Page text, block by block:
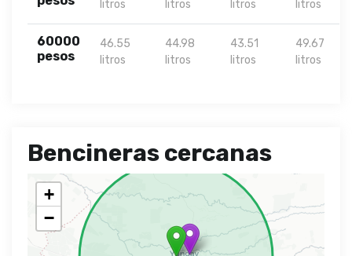
litros litros litros litros
60000
pesos
46.55
litros
44.98
litros
43.51
litros
49.67
litros
Bencineras cercanas
+
−